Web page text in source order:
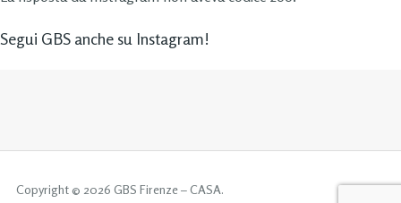
Segui GBS anche su Instagram!
Copyright © 2026 GBS Firenze – CASA.